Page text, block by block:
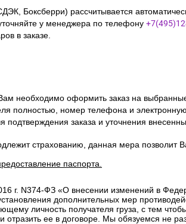
Боксберри) рассчитывается
у менеджера по телефону
в заказе.
необходимо оформить заказ на
полностью, номер телефона и
заказа и уточнения
страхованию, данная мера позволит
паспорта.
г. N374-ФЗ «О внесении изменений в
дополнительных мер
личность получателя груза, с тем
ее в договоре. Мы обязуемся не